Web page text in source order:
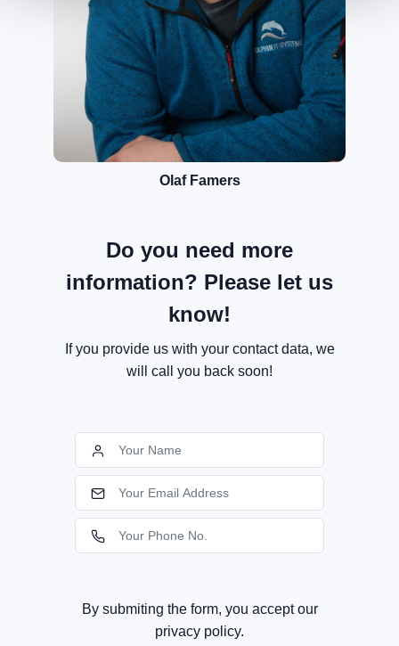
Olaf Famers
Do you need more
information? Please let us
know!
If you provide us with your contact data, we
will call you back soon!
By submiting the form, you accept our
privacy policy.